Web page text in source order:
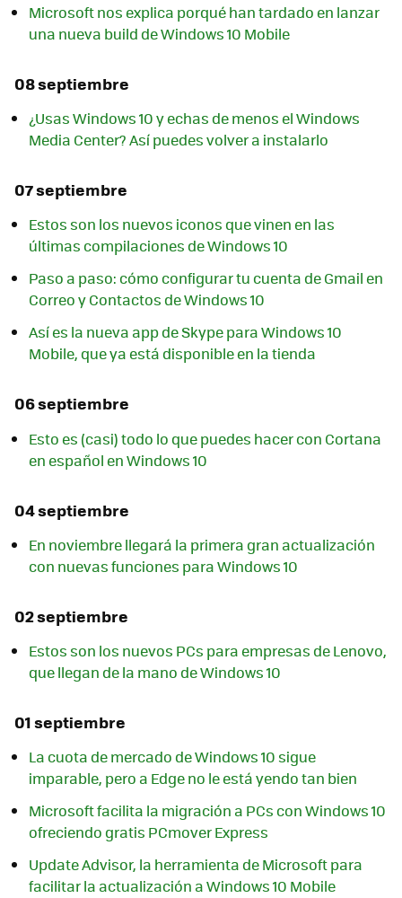
Microsoft nos explica porqué han tardado en lanzar
una nueva build de Windows 10 Mobile
08 septiembre
¿Usas Windows 10 y echas de menos el Windows
Media Center? Así puedes volver a instalarlo
07 septiembre
Estos son los nuevos iconos que vinen en las
últimas compilaciones de Windows 10
Paso a paso: cómo configurar tu cuenta de Gmail en
Correo y Contactos de Windows 10
Así es la nueva app de Skype para Windows 10
Mobile, que ya está disponible en la tienda
06 septiembre
Esto es (casi) todo lo que puedes hacer con Cortana
en español en Windows 10
04 septiembre
En noviembre llegará la primera gran actualización
con nuevas funciones para Windows 10
02 septiembre
Estos son los nuevos PCs para empresas de Lenovo,
que llegan de la mano de Windows 10
01 septiembre
La cuota de mercado de Windows 10 sigue
imparable, pero a Edge no le está yendo tan bien
Microsoft facilita la migración a PCs con Windows 10
ofreciendo gratis PCmover Express
Update Advisor, la herramienta de Microsoft para
facilitar la actualización a Windows 10 Mobile